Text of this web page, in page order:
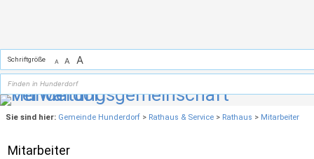
Schriftgröße A A A
Sie sind hier: Gemeinde Hunderdorf > Rathaus & Service > Rathaus > Mitarbeiter
Mitarbeiter